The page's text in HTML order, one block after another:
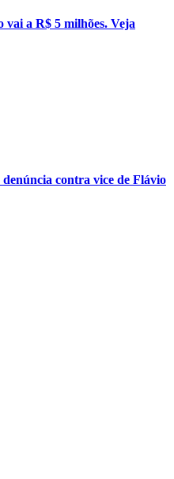
vai a R$ 5 milhões. Veja
contra vice de Flávio